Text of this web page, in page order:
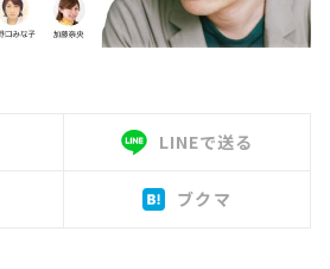
LINEで送る
ブクマ